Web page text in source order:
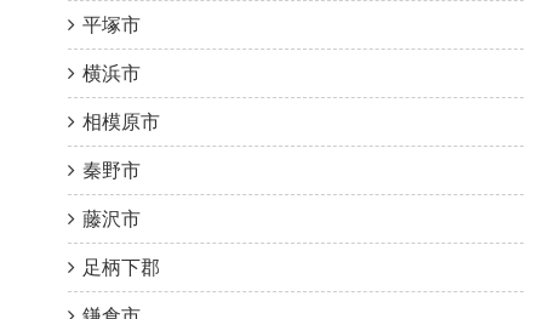
平塚市
横浜市
相模原市
秦野市
藤沢市
足柄下郡